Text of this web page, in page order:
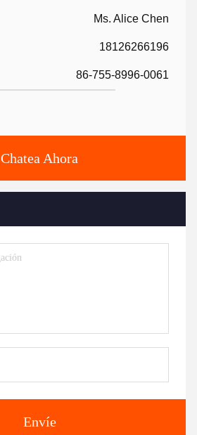
Ms. Alice Chen
18126266196
86-755-8996-0061
Chatea Ahora
Envíe